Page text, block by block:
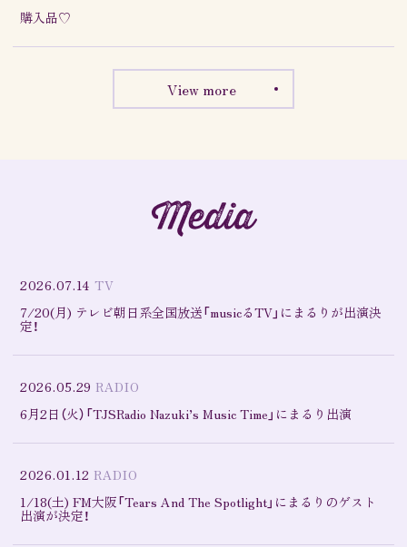
購入品♡
View more
Media
2026.07.14 TV
7/20(月) テレビ朝日系全国放送「musicるTV」にまるりが出演決
定！
2026.05.29 RADIO
6月2日（火）「TJSRadio Nazuki’s Music Time」にまるり出演
2026.01.12 RADIO
1/18(土) FM大阪「Tears And The Spotlight」にまるりのゲスト
出演が決定！